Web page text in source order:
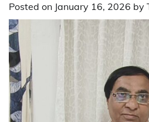
Posted on January 16, 2026 by